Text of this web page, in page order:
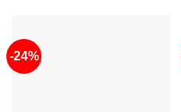
-24%